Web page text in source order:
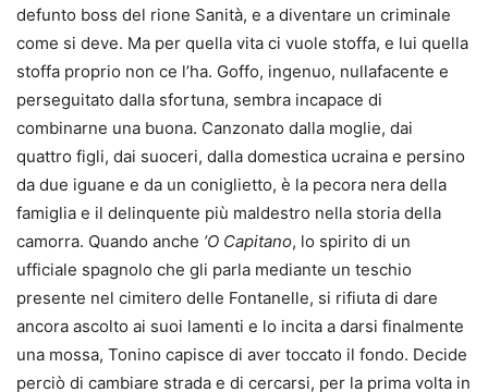
defunto boss del rione Sanità, e a diventare un criminale
come si deve. Ma per quella vita ci vuole stoffa, e lui quella
stoffa proprio non ce l’ha. Goffo, ingenuo, nullafacente e
perseguitato dalla sfortuna, sembra incapace di
combinarne una buona. Canzonato dalla moglie, dai
quattro figli, dai suoceri, dalla domestica ucraina e persino
da due iguane e da un coniglietto, è la pecora nera della
famiglia e il delinquente più maldestro nella storia della
camorra. Quando anche ’O Capitano, lo spirito di un
ufficiale spagnolo che gli parla mediante un teschio
presente nel cimitero delle Fontanelle, si rifiuta di dare
ancora ascolto ai suoi lamenti e lo incita a darsi finalmente
una mossa, Tonino capisce di aver toccato il fondo. Decide
perciò di cambiare strada e di cercarsi, per la prima volta in